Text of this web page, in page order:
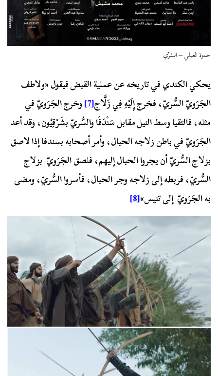
حمزة العيلي – السُرِّي
يحكي الكندي في تاريخه عن عملية القبض فيقول «ولاطف
الجَرَويّ السُّريّ، فخرج إِلَيْهِ فِي زَلَّاج[7] وخرج الجَرَويّ في
مثله، فالتقيا وسط النيل مقابل سَنْدَفَا والسُّريّ بشَرْقِيُون، وقد أعد
الجَرَويّ في باطن زلاجه الحبال، وأمر أصحابه بسندفا إذا لاصق
بزلاج السُّريّ أن يجروا الحبال إليهم، فلصق الجَرَويّ بزلاج
السُّريّ، فربطه إلى زلاجه وجر الحبال، فأسروا السُّريّ، ومضى
به الجَرَويّ إلى تنيس»[8]